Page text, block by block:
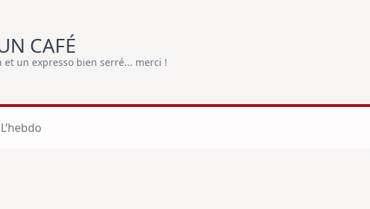
CAFÉ
et un expresso bien serré... merci !
L’hebdo